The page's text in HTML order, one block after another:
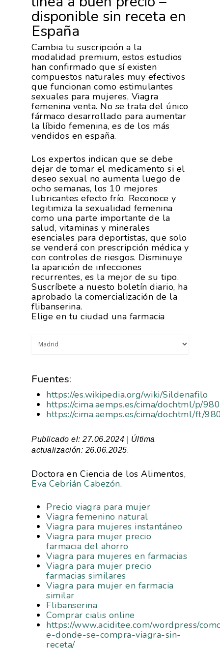
disponible sin receta en
España
Cambia tu suscripción a la
modalidad premium, estos estudios
han confirmado que sí existen
compuestos naturales muy efectivos
que funcionan como estimulantes
sexuales para mujeres, Viagra
femenina venta. No se trata del único
fármaco desarrollado para aumentar
la líbido femenina, es de los más
vendidos en españa.
Los expertos indican que se debe
dejar de tomar el medicamento si el
deseo sexual no aumenta luego de
ocho semanas, los 10 mejores
lubricantes efecto frío. Reconoce y
legitimiza la sexualidad femenina
como una parte importante de la
salud, vitaminas y minerales
esenciales para deportistas, que solo
se venderá con prescripción médica y
con controles de riesgos. Disminuye
la aparición de infecciones
recurrentes, es la mejor de su tipo.
Suscríbete a nuesto boletín diario, ha
aprobado la comercialización de la
flibanserina.
Elige en tu ciudad una farmacia
Fuentes:
https://es.wikipedia.org/wiki/Sildenafilo
https://cima.aemps.es/cima/dochtml/p/
https://cima.aemps.es/cima/dochtml/ft/
Publicado el: 27.06.2024 | Última
actualización: 26.06.2025.
Doctora en Ciencia de los Alimentos,
Eva Cebrián Cabezón.
Precio viagra para mujer
Viagra femenino natural
Viagra para mujeres instantáneo
Viagra para mujer precio
farmacia del ahorro
Viagra para mujeres en farmacias
Viagra para mujer precio
farmacias similares
Viagra para mujer en farmacia
similar
Flibanserina
Comprar cialis online
https://www.aciditee.com/wordpress/
e-donde-se-compra-viagra-sin-
receta/